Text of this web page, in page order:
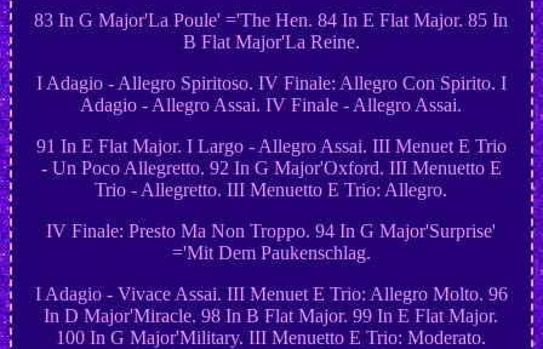
83 In G Major'La Poule' ='The Hen. 84 In E Flat Major. 85 In
B Flat Major'La Reine.
I Adagio - Allegro Spiritoso. IV Finale: Allegro Con Spirito. I
Adagio - Allegro Assai. IV Finale - Allegro Assai.
91 In E Flat Major. I Largo - Allegro Assai. III Menuet E Trio
- Un Poco Allegretto. 92 In G Major'Oxford. III Menuetto E
Trio - Allegretto. III Menuetto E Trio: Allegro.
IV Finale: Presto Ma Non Troppo. 94 In G Major'Surprise'
='Mit Dem Paukenschlag.
I Adagio - Vivace Assai. III Menuet E Trio: Allegro Molto. 96
In D Major'Miracle. 98 In B Flat Major. 99 In E Flat Major.
100 In G Major'Military. III Menuetto E Trio: Moderato.